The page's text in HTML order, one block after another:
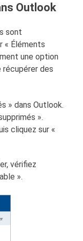
Outlook
sont
« Éléments
une option
des
» dans Outlook.
».
cliquez sur «
vérifiez
».